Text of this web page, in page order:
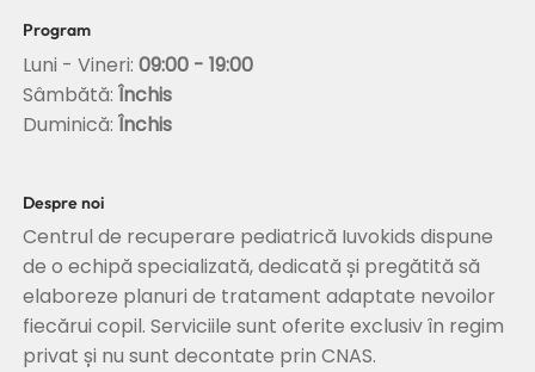
Despre noi
Centrul de recuperare pediatrică Iuvokids dispune
de o echipă specializată, dedicată și pregătită să
elaboreze planuri de tratament adaptate nevoilor
fiecărui copil. Serviciile sunt oferite exclusiv în regim
privat și nu sunt decontate prin CNAS.
Program
Luni - Vineri:09:00 - 19:00
Sâmbătă:Închis
Duminică: Închis